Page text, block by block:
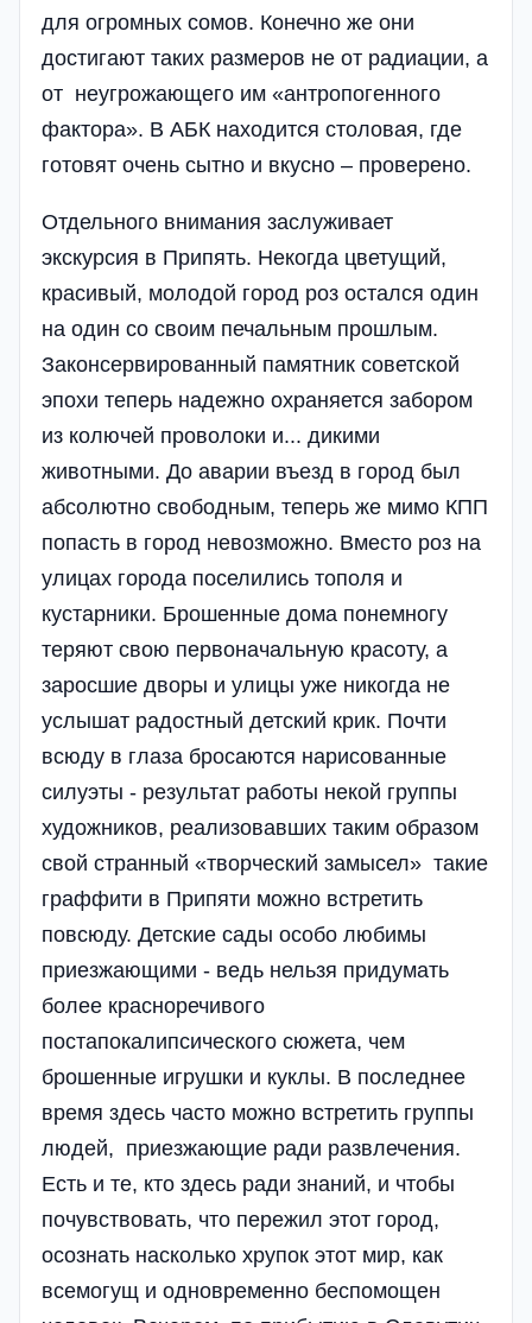
для огромных сомов. Конечно же они
достигают таких размеров не от радиации, а
от неугрожающего им «антропогенного
фактора». В АБК находится столовая, где
готовят очень сытно и вкусно – проверено.
Отдельного внимания заслуживает
экскурсия в Припять. Некогда цветущий,
красивый, молодой город роз остался один
на один со своим печальным прошлым.
Законсервированный памятник советской
эпохи теперь надежно охраняется забором
из колючей проволоки и... дикими
животными. До аварии въезд в город был
абсолютно свободным, теперь же мимо КПП
попасть в город невозможно. Вместо роз на
улицах города поселились тополя и
кустарники. Брошенные дома понемногу
теряют свою первоначальную красоту, а
заросшие дворы и улицы уже никогда не
услышат радостный детский крик. Почти
всюду в глаза бросаются нарисованные
силуэты - результат работы некой группы
художников, реализовавших таким образом
свой странный «творческий замысел» такие
граффити в Припяти можно встретить
повсюду. Детские сады особо любимы
приезжающими - ведь нельзя придумать
более красноречивого
постапокалипсического сюжета, чем
брошенные игрушки и куклы. В последнее
время здесь часто можно встретить группы
людей, приезжающие ради развлечения.
Есть и те, кто здесь ради знаний, и чтобы
почувствовать, что пережил этот город,
осознать насколько хрупок этот мир, как
всемогущ и одновременно беспомощен